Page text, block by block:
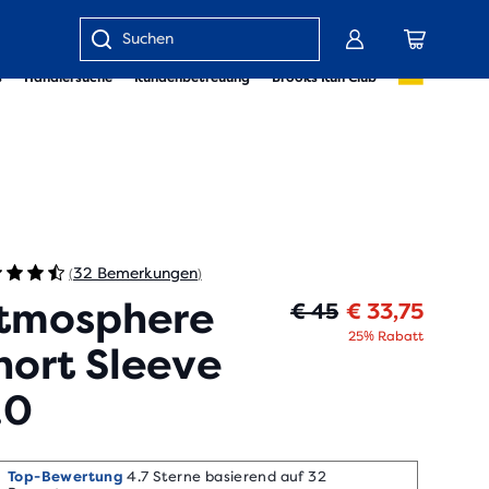
Händlersuche Kundenbetreuung Brooks Run Club
Gib
(32 Bemerkungen)
Sleeve
€ 45 € 33,75
25% Rabatt
Top-Bewertung 4.7 Sterne basierend auf 32